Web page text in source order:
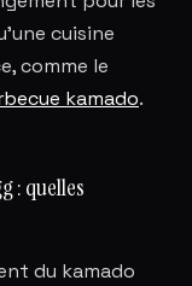
cuisine
comme le
kamado.
: quelles
du kamado